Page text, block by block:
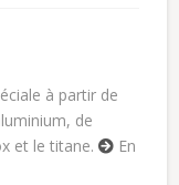
à partir de
de
et le titane.
En